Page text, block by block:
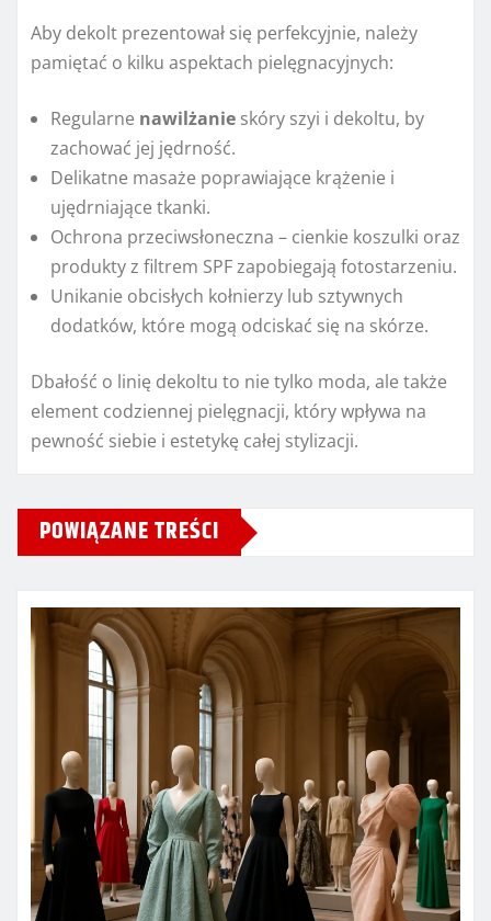
Aby dekolt prezentował się perfekcyjnie, należy
pamiętać o kilku aspektach pielęgnacyjnych:
Regularne nawilżanie skóry szyi i dekoltu, by
zachować jej jędrność.
Delikatne masaże poprawiające krążenie i
ujędrniające tkanki.
Ochrona przeciwsłoneczna – cienkie koszulki oraz
produkty z filtrem SPF zapobiegają fotostarzeniu.
Unikanie obcisłych kołnierzy lub sztywnych
dodatków, które mogą odciskać się na skórze.
Dbałość o linię dekoltu to nie tylko moda, ale także
element codziennej pielęgnacji, który wpływa na
pewność siebie i estetykę całej stylizacji.
POWIĄZANE TREŚCI